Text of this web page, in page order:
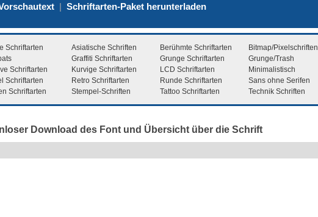
| Schriftarten-Paket herunterladen
Schriftarten Asiatische Schriften Berühmte Schriftarten Bitmap/Pixelschriften
Graffiti Schriftarten Grunge Schriftarten Grunge/Trash
Schriftarten Kurvige Schriftarten LCD Schriftarten Minimalistisch
Schriftarten Retro Schriftarten Runde Schriftarten Sans ohne Serifen
Schriftarten Stempel-Schriften Tattoo Schriftarten Technik Schriften
Download des Font und Übersicht über die Schrift